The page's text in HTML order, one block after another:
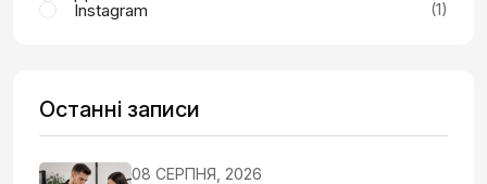
Instagram (1)
Останні записи
08 СЕРПНЯ, 2026